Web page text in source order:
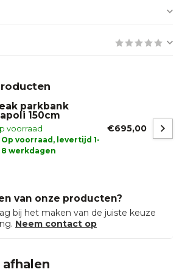
parkbank
150cm
voorraad
Op voorraad, levertijd 1-
8 werkdagen
€695,00
van onze producten?
bij het maken van de juiste keuze
Neem contact op